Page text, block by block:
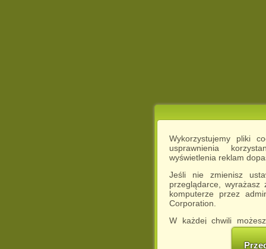
Wykorzystujemy pliki
usprawnienia
wyświetlenia reklam
Jeśli nie zmienisz
przeglądarce,
komputerze przez
Corporation.
W każdej chwili
cookies w swojej
w naszej